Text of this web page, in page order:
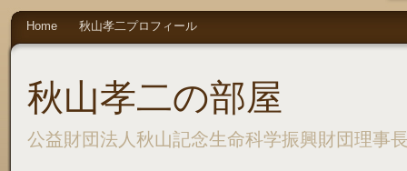
秋山孝二の部屋
公益財団法人秋山記念生命科学振興財団理事
Home 秋山孝二プロフィール